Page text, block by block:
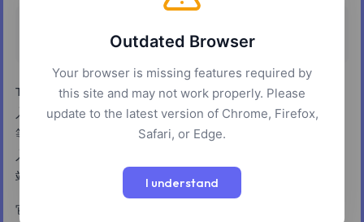
免费增值
Tally 是一款类 Notion 的无代码表单工具：你像写文档一样输
入文字，字段会自动生成，逻辑跳转、计算、支付、条件分支
等都在侧边栏里点几下就能配好。最终产出是一个干净、可嵌
入的表单，可以发链接、嵌入 Notion，也可以放进自己的网
站。
它的招牌特性是真正"免费"——免费版即可无限创建表单、无
Outdated Browser
Your browser is missing features required by
this site and may not work properly. Please
update to the latest version of Chrome, Firefox,
Safari, or Edge.
I understand